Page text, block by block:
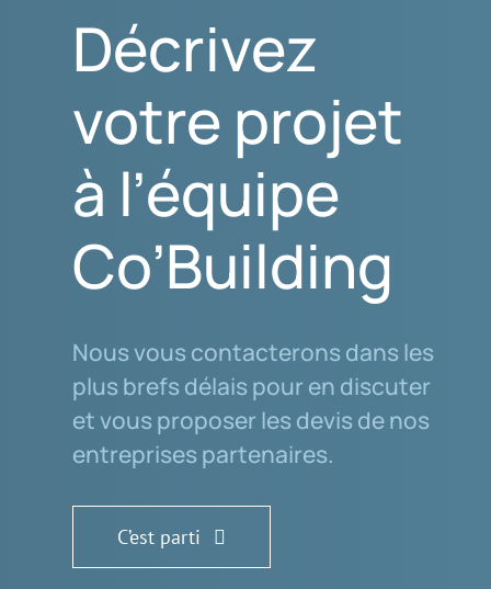
Décrivez
votre projet
à l’équipe
Co’Building
Nous vous contacterons dans les
plus brefs délais pour en discuter
et vous proposer les devis de nos
entreprises partenaires.
C’est parti